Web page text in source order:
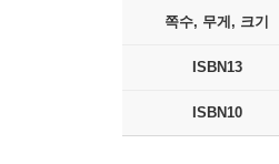
쪽수, 무게, 크기
ISBN13
ISBN10